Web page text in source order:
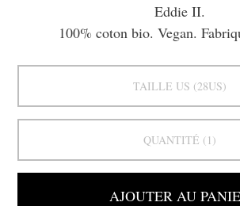
Eddie II.
100% coton bio. Vegan.
TAILLE US 28US
QUANTITÉ 1
AJOUTER AU